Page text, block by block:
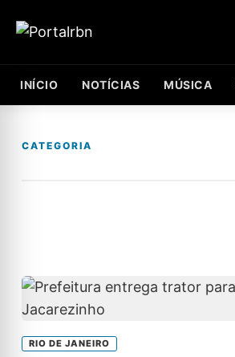
INÍCIO NOTÍCIAS MÚSICA
CATEGORIA
RIO DE JANEIRO